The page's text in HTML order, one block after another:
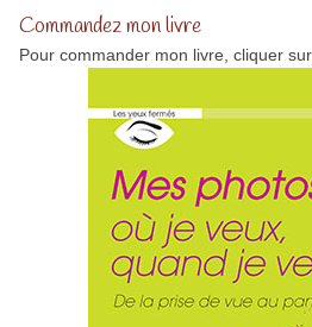
Commandez mon livre
Pour commander mon livre, cliquer